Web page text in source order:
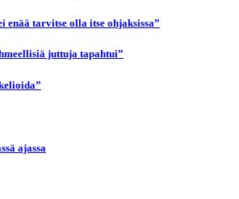
tarvitse olla itse ohjaksissa”
juttuja tapahtui”
ajassa